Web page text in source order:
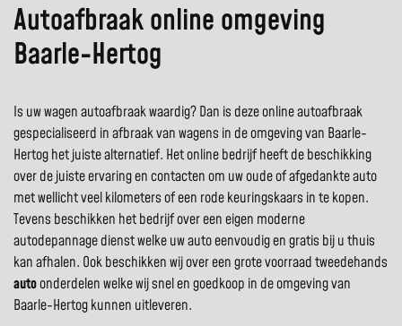
Autoafbraak online omgeving
Baarle-Hertog
Is uw wagen autoafbraak waardig? Dan is deze online autoafbraak
gespecialiseerd in afbraak van wagens in de omgeving van Baarle-
Hertog het juiste alternatief. Het online bedrijf heeft de beschikking
over de juiste ervaring en contacten om uw oude of afgedankte auto
met wellicht veel kilometers of een rode keuringskaars in te kopen.
Tevens beschikken het bedrijf over een eigen moderne
autodepannage dienst welke uw auto eenvoudig en gratis bij u thuis
kan afhalen. Ook beschikken wij over een grote voorraad tweedehands
autoonderdelen welke wij snel en goedkoop in de omgeving van
Baarle-Hertog kunnen uitleveren.